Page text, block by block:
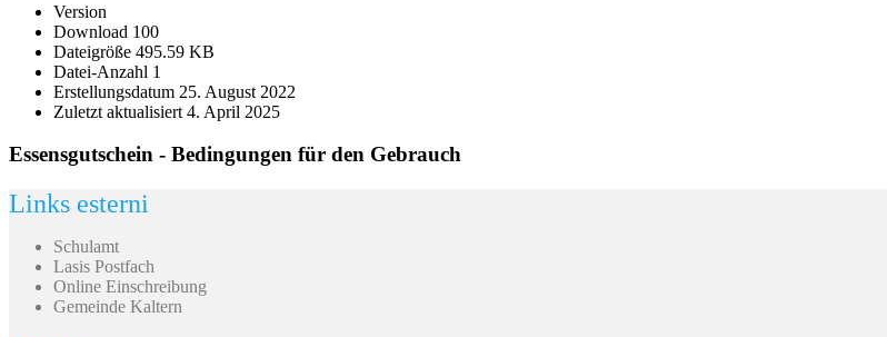
Version
Download 100
Dateigröße 495.59 KB
Datei-Anzahl 1
Erstellungsdatum 25. August 2022
Zuletzt aktualisiert 4. April 2025
Essensgutschein - Bedingungen für den Gebrauch
Links esterni
Schulamt
Lasis Postfach
Online Einschreibung
Gemeinde Kaltern